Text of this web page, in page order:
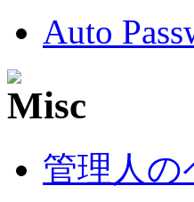
Auto
管理人の